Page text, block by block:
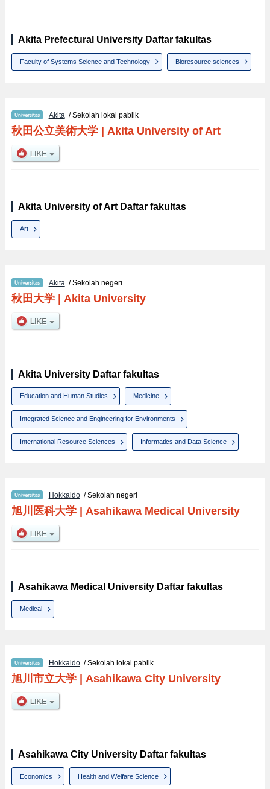
Akita Prefectural University Daftar fakultas
Faculty of Systems Science and Technology Bioresource sciences
Akita/ Sekolah lokal pablik
秋田公立美術大学| Akita University of Art
Akita University of Art Daftar fakultas
Art
Akita / Sekolah negeri
秋田大学| Akita University
Akita University Daftar fakultas
Education and Human Studies Medicine
Integrated Science and Engineering for Environments
International Resource Sciences Informatics and Data Science
Hokkaido/ Sekolah negeri
旭川医科大学| Asahikawa Medical University
Asahikawa Medical University Daftar fakultas
Medical
Hokkaido/ Sekolah lokal pablik
旭川市立大学| Asahikawa City University
Asahikawa City University Daftar fakultas
Economics Health and Welfare Science